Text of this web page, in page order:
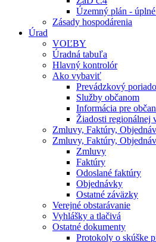
Územný plán -
Zásady hospodárenia
Úrad
VOĽBY
Úradná tabuľa
Hlavný kontrolór
Ako vybaviť
Prevádzkový
Služby občanom
Informácia pre
Žiadosti regionálnej
Zmluvy, Faktúry,
Zmluvy, Faktúry,
Zmluvy
Faktúry
Odoslané faktúry
Objednávky
Ostatné záväzky
Verejné obstarávanie
Vyhlášky a tlačivá
Ostatné dokumenty
Protokoly o skúške